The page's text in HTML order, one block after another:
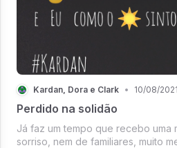
Kardan, Dora e Clark • 10/08/2021
Perdido na solidão
Já faz um tempo que recebo uma
sorriso, nem de familiares, muito